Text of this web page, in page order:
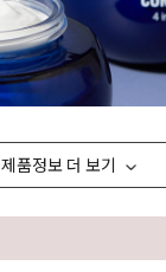
제품정보 더 보기